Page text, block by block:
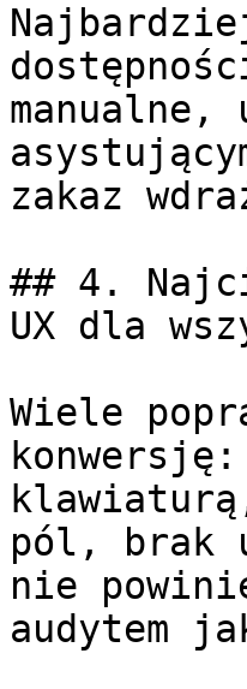
zakaz
## 4.
UX dla
Wiele
pól, brak
nie
audytem